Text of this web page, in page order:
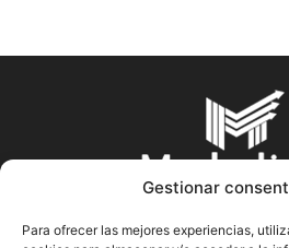
Gestionar
Para ofrecer las mejores experiencias,